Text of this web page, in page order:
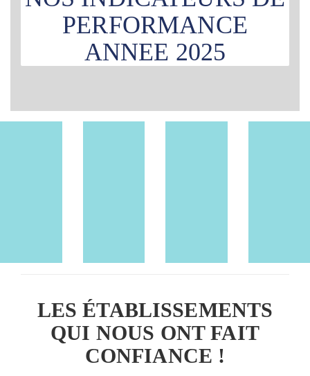
PERFORMANCE
ANNEE 2025
LES ÉTABLISSEMENTS
QUI NOUS ONT FAIT
CONFIANCE !